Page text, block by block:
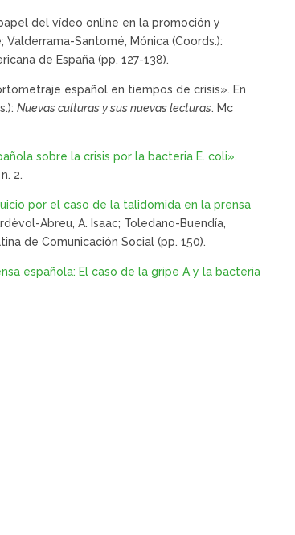
del vídeo online en la promoción y
Santomé, Mónica (Coords.):
de España (pp. 127-138).
español en tiempos de crisis». En
Nuevas culturas y sus nuevas lecturas. Mc
sobre la crisis por la bacteria E. coli».
2.
por el caso de la talidomida en la prensa
Abreu, A. Isaac; Toledano-Buendía,
de Comunicación Social (pp. 150).
española: El caso de la gripe A y la bacteria